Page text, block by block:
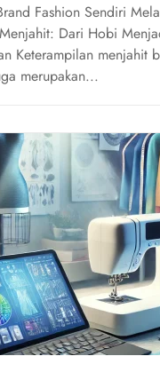
Fashion Sendiri
Dari Hobi
Keterampilan menjahit
merupakan...